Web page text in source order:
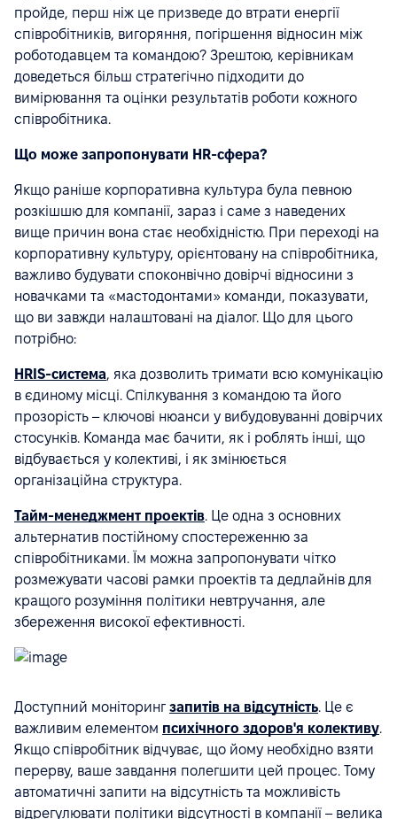
пройде, перш ніж це призведе до втрати енергії
співробітників, вигоряння, погіршення відносин між
роботодавцем та командою? Зрештою, керівникам
доведеться більш стратегічно підходити до
вимірювання та оцінки результатів роботи кожного
співробітника.
Що може запропонувати HR-сфера?
Якщо раніше корпоративна культура була певною
розкішшю для компанії, зараз і саме з наведених
вище причин вона стає необхідністю. При переході на
корпоративну культуру, орієнтовану на співробітника,
важливо будувати споконвічно довірчі відносини з
новачками та «мастодонтами» команди, показувати,
що ви завжди налаштовані на діалог. Що для цього
потрібно:
HRIS-система, яка дозволить тримати всю комунікацію
в єдиному місці. Спілкування з командою та його
прозорість – ключові нюанси у вибудовуванні довірчих
стосунків. Команда має бачити, як і роблять інші, що
відбувається у колективі, і як змінюється
організаційна структура.
Тайм-менеджмент проектів. Це одна з основних
альтернатив постійному спостереженню за
співробітниками. Їм можна запропонувати чітко
розмежувати часові рамки проектів та дедлайнів для
кращого розуміння політики невтручання, але
збереження високої ефективності.
Доступний моніторинг запитів на відсутність. Це є
важливим елементом психічного здоров'я колективу.
Якщо співробітник відчуває, що йому необхідно взяти
перерву, ваше завдання полегшити цей процес. Тому
автоматичні запити на відсутність та можливість
відрегулювати політики відсутності в компанії – велика